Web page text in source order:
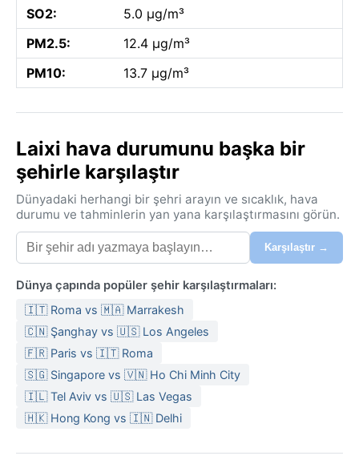
SO2:
5.0 µg/m³
PM2.5:
12.4 µg/m³
PM10:
13.7 µg/m³
Laixi hava durumunu başka bir
şehirle karşılaştır
Dünyadaki herhangi bir şehri arayın ve sıcaklık, hava
durumu ve tahminlerin yan yana karşılaştırmasını görün.
Karşılaştır →
Dünya çapında popüler şehir karşılaştırmaları:
🇮🇹 Roma vs 🇲🇦 Marrakesh
🇨🇳 Şanghay vs 🇺🇸 Los Angeles
🇫🇷 Paris vs 🇮🇹 Roma
🇸🇬 Singapore vs 🇻🇳 Ho Chi Minh City
🇮🇱 Tel Aviv vs 🇺🇸 Las Vegas
🇭🇰 Hong Kong vs 🇮🇳 Delhi